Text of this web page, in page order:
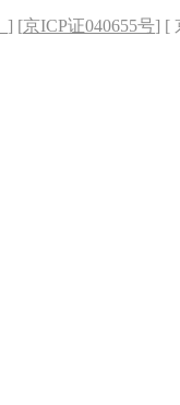
] [京ICP证040655号] [